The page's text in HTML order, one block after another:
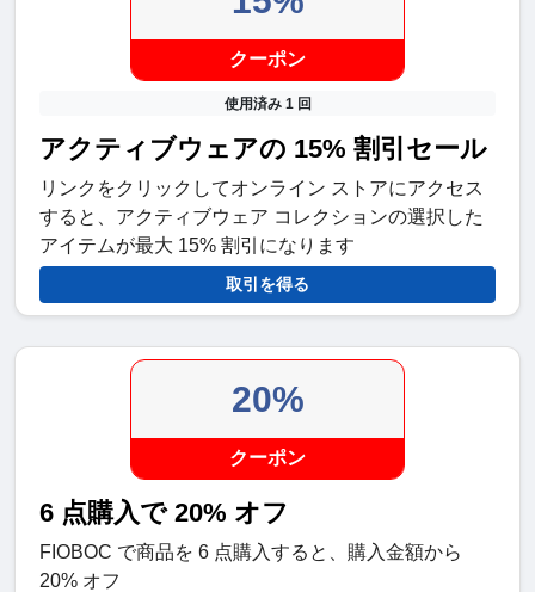
クーポン
使用済み 1 回
アクティブウェアの 15% 割引セール
リンクをクリックしてオンライン ストアにアクセス
すると、アクティブウェア コレクションの選択した
アイテムが最大 15% 割引になります
取引を得る
20%
クーポン
6 点購入で 20% オフ
FIOBOC で商品を 6 点購入すると、購入金額から
20% オフ